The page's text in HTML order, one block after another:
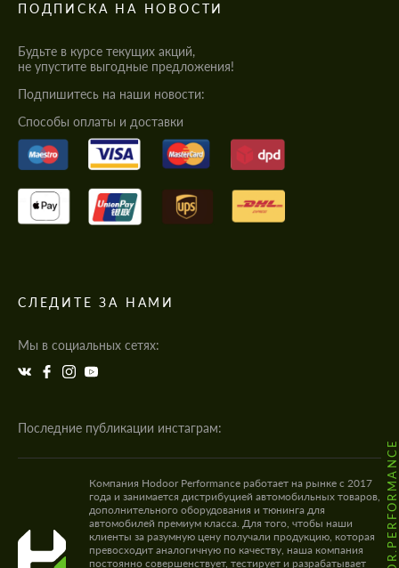
ПОДПИСКА НА НОВОСТИ
Будьте в курсе текущих акций,
не упустите выгодные предложения!
Подпишитесь на наши новости:
Cпособы оплаты и доставки
СЛЕДИТЕ ЗА НАМИ
Мы в социальных сетях:
Последние публикации инстаграм:
Компания Hodoor Performance работает на рынке с 2017
года и занимается дистрибуцией автомобильных товаров,
дополнительного оборудования и тюнинга для
автомобилей премиум класса. Для того, чтобы наши
клиенты за разумную цену получали продукцию, которая
превосходит аналогичную по качеству, наша компания
постоянно совершенствует, тестирует и разрабатывает